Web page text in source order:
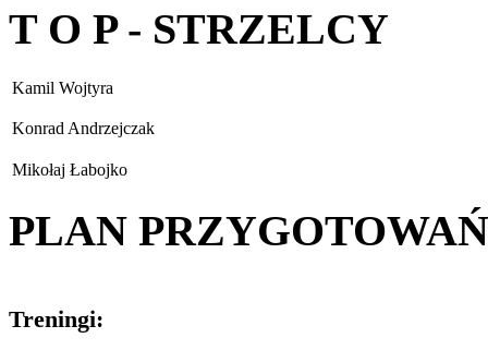
T O P - STRZELCY
Kamil Wojtyra
Konrad Andrzejczak
Mikołaj Łabojko
PLAN PRZYGOTOWAŃ
Treningi: